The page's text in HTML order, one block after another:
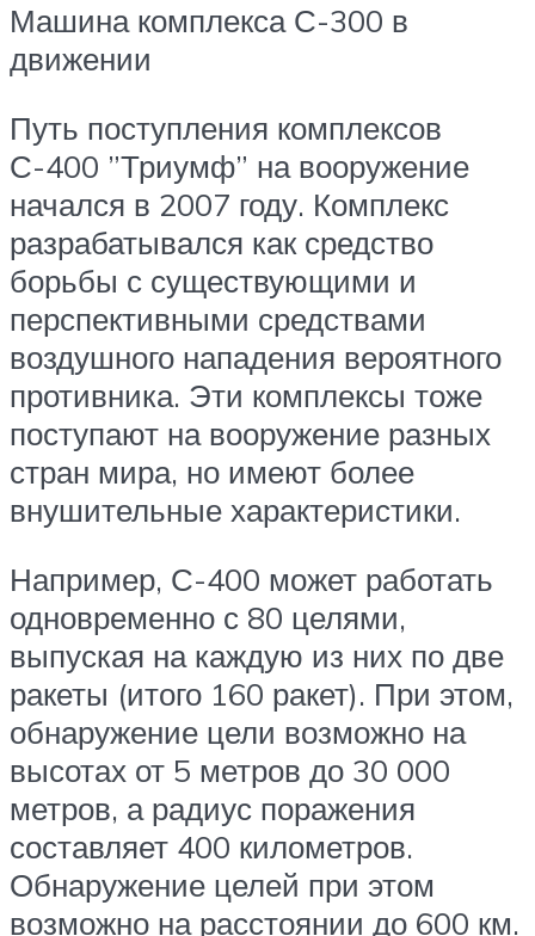
Машина комплекса С-300 в
движении
Путь поступления комплексов
С-400 ”Триумф” на вооружение
начался в 2007 году. Комплекс
разрабатывался как средство
борьбы с существующими и
перспективными средствами
воздушного нападения вероятного
противника. Эти комплексы тоже
поступают на вооружение разных
стран мира, но имеют более
внушительные характеристики.
Например, С-400 может работать
одновременно с 80 целями,
выпуская на каждую из них по две
ракеты (итого 160 ракет). При этом,
обнаружение цели возможно на
высотах от 5 метров до 30 000
метров, а радиус поражения
составляет 400 километров.
Обнаружение целей при этом
возможно на расстоянии до 600 км.